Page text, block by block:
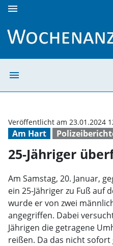
menu
menu
Am Hart
Veröffentlicht am 23.01.2024
25-Jähriger
Am Samstag, 20. Januar,
ein 25-Jähriger zu Fuß auf
wurde er von zwei
angegriffen. Dabei
Jährigen die getragene
reißen. Da das nicht